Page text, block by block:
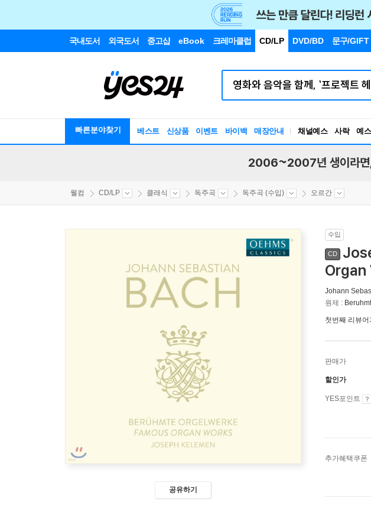
국내도서 외국도서 중고샵 eBook 크레마클럽 CD/LP DVD/BD 문구/GIFT
빠른분야찾기 베스트 신상품 이벤트 바이백 매장안내 채널예스 사락 예
2006~2007년 생이라
웰컴 CD/LP 클래식 독주곡 독주곡 (수입) 오르간
공유하기
수입
CD
Organ
Johann
원제 :
첫번째 리뷰
판매가
할인가
YES포인트
추가혜택쿠폰